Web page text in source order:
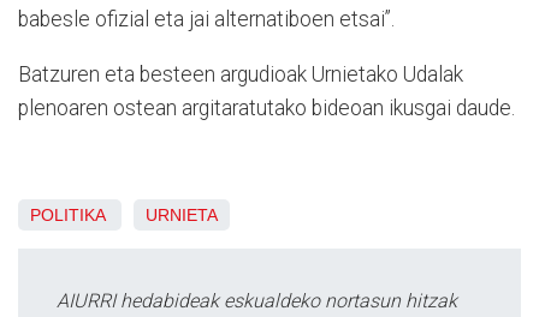
babesle ofizial eta jai alternatiboen etsai”.
Batzuren eta besteen argudioak Urnietako Udalak
plenoaren ostean argitaratutako bideoan ikusgai daude.
POLITIKA URNIETA
AIURRI hedabideak eskualdeko nortasun hitzak